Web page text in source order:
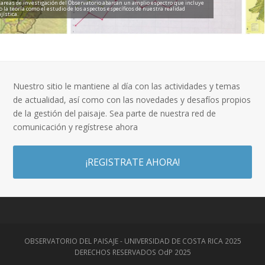
de investigación del Observatorio abarcan un amplio espectro que incluye
la teoría como el estudio de los aspectos específicos de nuestra realidad
Nuestro sitio le mantiene al día con las actividades y temas
de actualidad, así como con las novedades y desafíos propios
de la gestión del paisaje. Sea parte de nuestra red de
comunicación y regístrese ahora
¡REGISTRATE AHORA!
OBSERVATORIO DEL PAISAJE - UNIVERSIDAD DE COSTA RICA 2025
DERECHOS RESERVADOS OdP 2025